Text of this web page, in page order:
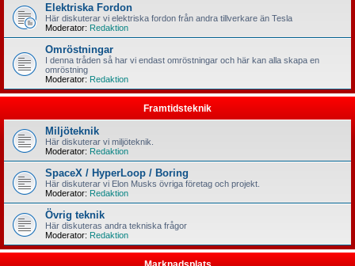
Elektriska Fordon
Här diskuterar vi elektriska fordon från andra tillverkare än Tesla
Moderator: Redaktion
Omröstningar
I denna tråden så har vi endast omröstningar och här kan alla skapa en
omröstning
Moderator: Redaktion
Framtidsteknik
Miljöteknik
Här diskuterar vi miljöteknik.
Moderator: Redaktion
SpaceX / HyperLoop / Boring
Här diskuterar vi Elon Musks övriga företag och projekt.
Moderator: Redaktion
Övrig teknik
Här diskuteras andra tekniska frågor
Moderator: Redaktion